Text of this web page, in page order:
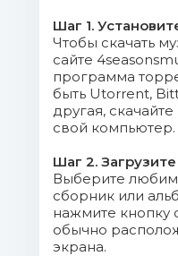
06. Post
Mb)
07.
(6.62 Mb)
08. Nico
Fire.mp3 (8.39
09. Liam
(6.55 Mb)
Шаг 1.
Чтобы скачать
сайте
программа
быть Utorrent,
другая,
свой компьютер.
Шаг 2.
Выберите
сборник или
нажмите кнопку
обычно
экрана.